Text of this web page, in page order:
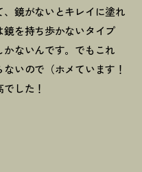
、鏡がないとキレイに塗れ
を持ち歩かないタイプ
ないんです。でもこれ
いので（ホメています ！
でした ！